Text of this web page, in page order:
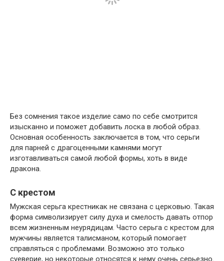
Без сомнения такое изделие само по себе смотрится
изысканно и поможет добавить лоска в любой образ.
Основная особенность заключается в том, что серьги
для парней с драгоценными камнями могут
изготавливаться самой любой формы, хоть в виде
дракона.
С крестом
Мужская серьга крестникак не связана с церковью. Такая
форма символизирует силу духа и смелость давать отпор
всем жизненным неурядицам. Часто серьга с крестом для
мужчины является талисманом, который помогает
справляться с проблемами. Возможно это только
суеверие, но некоторые относятся к нему очень серьезно.